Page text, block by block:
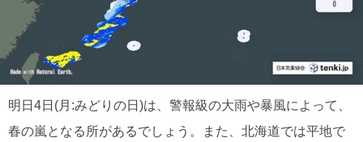
明日4日(月:みどりの日)は、警報級の大雨や暴風によって、
春の嵐となる所があるでしょう。また、北海道では平地で